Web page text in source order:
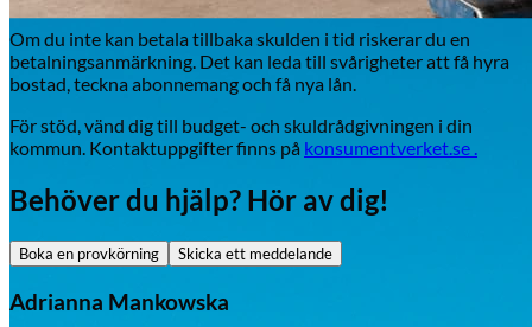
Mazda
Fordonstyp
Byte av vindruta
Om du inte kan betala tillbaka skulden i tid riskerar du en
betalningsanmärkning. Det kan leda till svårigheter att få hyra
bostad, teckna abonnemang och få nya lån.
För stöd, vänd dig till budget- och skuldrådgivningen i din
kommun. Kontaktuppgifter finns på konsumentverket.se .
Behöver du hjälp? Hör av dig!
Boka en provkörning Skicka ett meddelande
Adrianna Mankowska